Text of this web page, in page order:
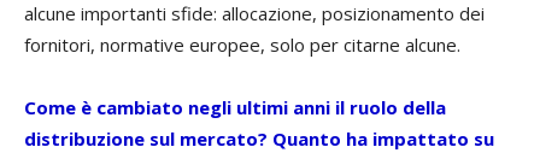
alcune importanti sfide: allocazione, posizionamento dei
fornitori, normative europee, solo per citarne alcune.
Come è cambiato negli ultimi anni il ruolo della
distribuzione sul mercato? Quanto ha impattato su